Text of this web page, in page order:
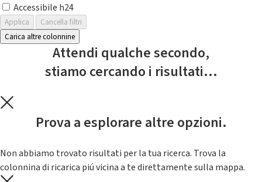
Accessibile h24
Applica
Cancella filtri
Carica altre colonnine
Attendi qualche secondo,
stiamo cercando i risultati...
Prova a esplorare altre opzioni.
Non abbiamo trovato risultati per la tua ricerca. Trova la
colonnina di ricarica piú vicina a te direttamente sulla mappa.